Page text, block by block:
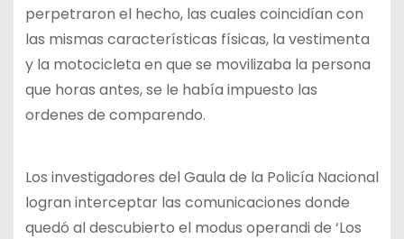
perpetraron el hecho, las cuales coincidían con
las mismas características físicas, la vestimenta
y la motocicleta en que se movilizaba la persona
que horas antes, se le había impuesto las
ordenes de comparendo.
Los investigadores del Gaula de la Policía Nacional
logran interceptar las comunicaciones donde
quedó al descubierto el modus operandi de ‘Los